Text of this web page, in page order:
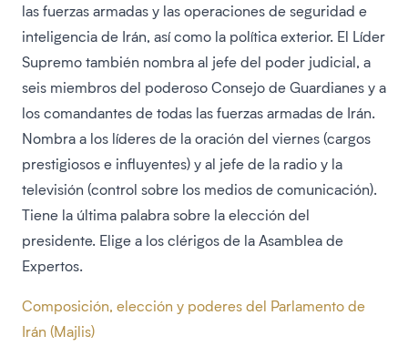
las fuerzas armadas y las operaciones de seguridad e
inteligencia de Irán, así como la política exterior. El Líder
Supremo también nombra al jefe del poder judicial, a
seis miembros del poderoso Consejo de Guardianes y a
los comandantes de todas las fuerzas armadas de Irán.
Nombra a los líderes de la oración del viernes (cargos
prestigiosos e influyentes) y al jefe de la radio y la
televisión (control sobre los medios de comunicación).
Tiene la última palabra sobre la elección del
presidente. Elige a los clérigos de la Asamblea de
Expertos.
Composición, elección y poderes del Parlamento de
Irán (Majlis)